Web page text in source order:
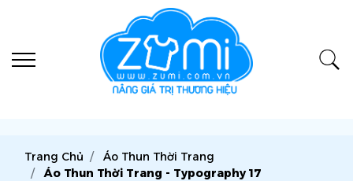
Trang Chủ
Áo Thun Thời Trang
Áo Thun Thời Trang - Typography 17